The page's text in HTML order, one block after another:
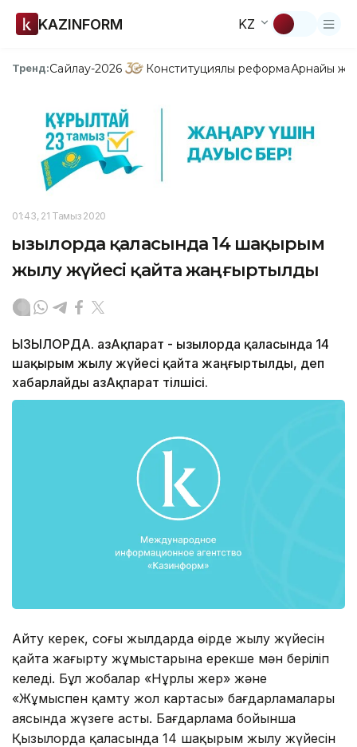
KAZINFORM KZ
Тренд:Сайлау-2026 Конституциялық реформаАрнайы
01:43, 21 Тамыз 2020
Қызылорда қаласында 14 шақырым
жылу жүйесі қайта жаңғыртылды
ҚЫЗЫЛОРДА. ҚазАқпарат - Қызылорда қаласында 14
шақырым жылу жүйесі қайта жаңғыртылды, деп
хабарлайды ҚазАқпарат тілшісі.
Айту керек, соңғы жылдарда өңірде жылу жүйесін
қайта жаңғырту жұмыстарына ерекше мән беріліп
келеді. Бұл жобалар «Нұрлы жер» және
«Жұмыспен қамту жол картасы» бағдарламалары
аясында жүзеге асты. Бағдарлама бойынша
Қызылорда қаласында 14 шақырым жылу жүйесін